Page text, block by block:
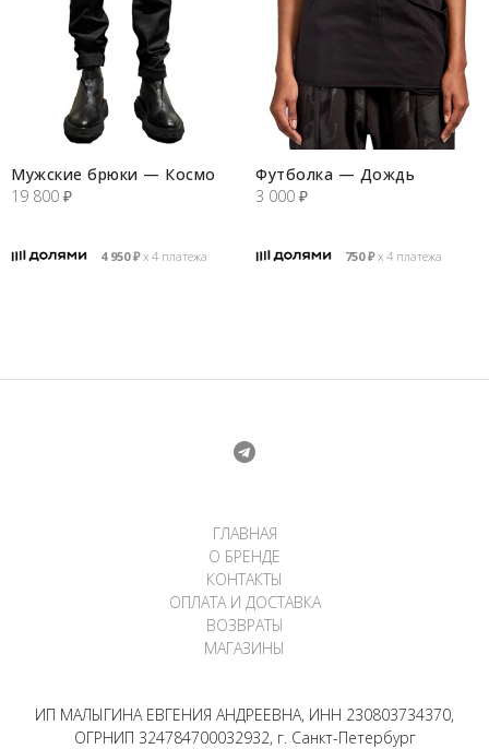
Мужские брюки — Космо
19 800 ₽
4 950₽х 4 платежа
Футболка — Дождь
3 000 ₽
750₽х 4 платежа
ГЛАВНАЯ
О БРЕНДЕ
КОНТАКТЫ
ОПЛАТА И ДОСТАВКА
ВОЗВРАТЫ
МАГАЗИНЫ
ИП МАЛЫГИНА ЕВГЕНИЯ АНДРЕЕВНА, ИНН 230803734370,
ОГРНИП 324784700032932, г. Санкт-Петербург